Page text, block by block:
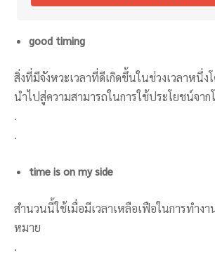
good timing
สิ่งที่มีจังหวะเวลาที่ดีเกิดขึ้นในช่วงเวลาหนึ่ง
นำไปสู่ความสามารถในการใช้ประโยชน์จาก
.
.
time is on my side
สำนวนนี้ใช้เมื่อมีเวลาเหลือเฟือในการทำง
หมาย
.